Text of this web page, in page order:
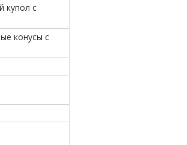
купол с
конусы с